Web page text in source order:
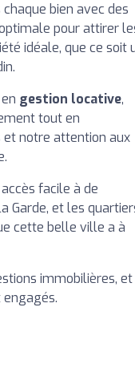
bien avec des
pour attirer
idéale, que ce soit
gestion locative,
tout en
notre attention aux
facile à de
Garde, et les
cette belle ville a à
immobilières, et